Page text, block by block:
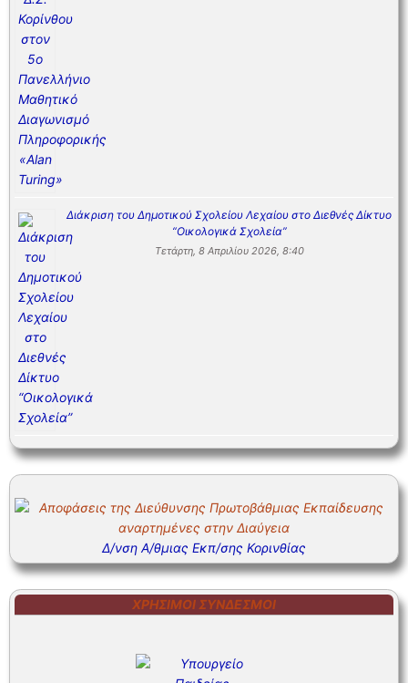
Διάκριση του Δημοτικού Σχολείου Λεχαίου στο Διεθνές Δίκτυο
“Οικολογικά Σχολεία”
Τετάρτη, 8 Απριλίου 2026, 8:40
Δ/νση Α/θμιας Εκπ/σης Κορινθίας
ΧΡΉΣΙΜΟΙ ΣΎΝΔΕΣΜΟΙ